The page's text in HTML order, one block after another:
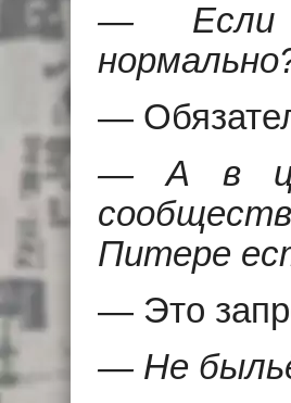
— Если
—
— А в
Питере
— Это
— Hе